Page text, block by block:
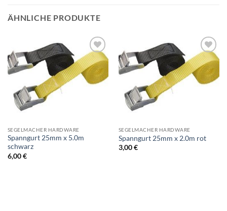
ÄHNLICHE PRODUKTE
SEGELMACHER HARDWARE
Spanngurt 25mm x 5.0m
schwarz
6,00€
SEGELMACHER HARDWARE
Spanngurt 25mm x 2.0m rot
3,00€